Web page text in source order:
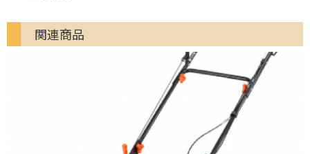
関連商品